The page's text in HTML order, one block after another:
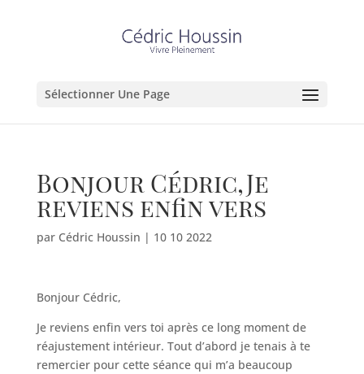
Sélectionner Une Page
Bonjour Cédric,Je
reviens enfin vers
par Cédric Houssin | 10 10 2022
Bonjour Cédric,
Je reviens enfin vers toi après ce long moment de
réajustement intérieur. Tout d’abord je tenais à te
remercier pour cette séance qui m’a beaucoup